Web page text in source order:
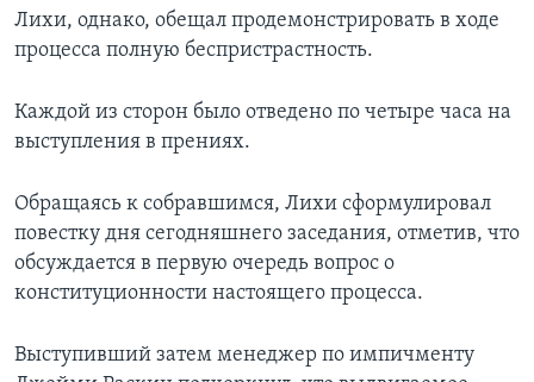
Лихи, однако, обещал продемонстрировать в ходе
процесса полную беспристрастность.
Каждой из сторон было отведено по четыре часа на
выступления в прениях.
Обращаясь к собравшимся, Лихи сформулировал
повестку дня сегодняшнего заседания, отметив, что
обсуждается в первую очередь вопрос о
конституционности настоящего процесса.
Выступивший затем менеджер по импичменту